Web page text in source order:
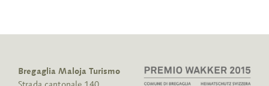
Bregaglia Maloja Turismo